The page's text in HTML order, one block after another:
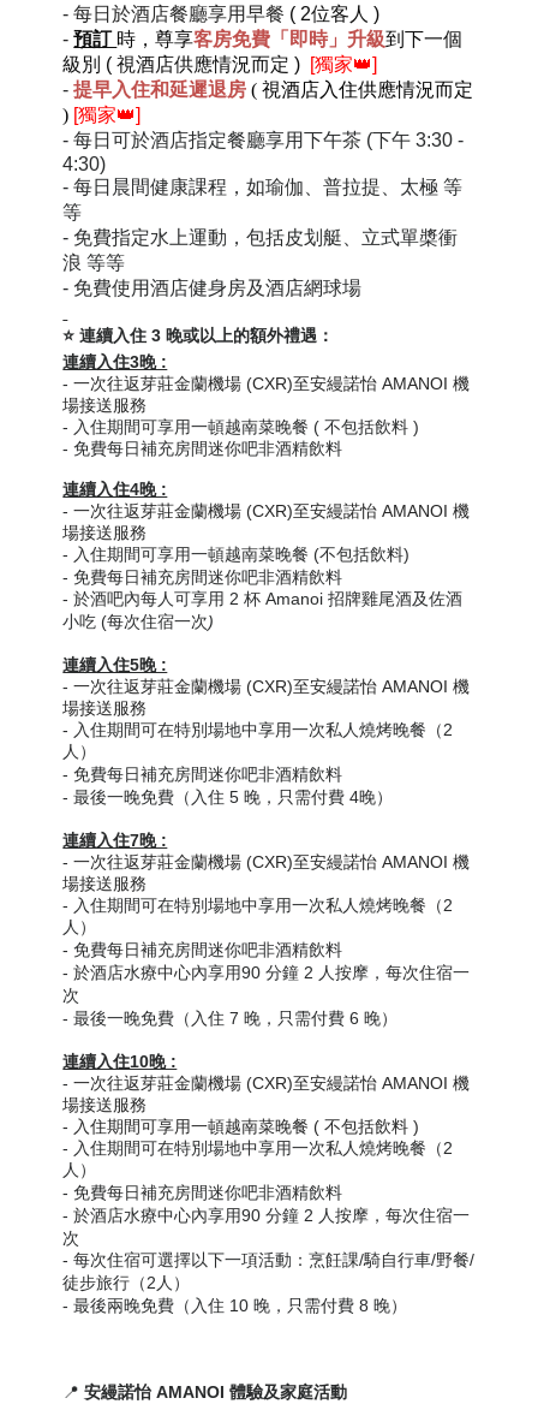
-每日於酒店餐廳享用早餐 ( 2位客人 )
- 預訂 時，尊享客房免費 「即時」升級到下一個
級別 (視酒店供應情況而定 ) [獨家👑]
-提早入住和延遲退房( 視酒店入住供應情況而定
) [獨家👑]
- 每日可於酒店指定餐廳享用下午茶 (下午 3:30 -
4:30)
-每日晨間健康課程，如瑜伽、普拉提、太極 等
等
- 免費指定水上運動，包括皮划艇、立式單槳衝
浪 等等
- 免費使用酒店健身房及酒店網球場
⭐ 連續入住 3 晚或以上的額外禮遇：
連續入住3晚 :
-一次往返芽莊金蘭機場 (CXR)至安縵諾怡 AMANOI 機
場接送服務
- 入住期間可享用一頓越南菜晚餐 ( 不包括飲料 )
-免費每日補充房間迷你吧非酒精飲料
連續入住4晚 :
-一次往返芽莊金蘭機場 (CXR)至安縵諾怡 AMANOI 機
場接送服務
- 入住期間可享用一頓越南菜晚餐 (不包括飲料)
- 免費每日補充房間迷你吧非酒精飲料
-於酒吧內每人可享用 2 杯 Amanoi 招牌雞尾酒及佐酒
小吃 (每次住宿一次)
連續入住5晚 :
-一次往返芽莊金蘭機場 (CXR)至安縵諾怡 AMANOI 機
場接送服務
- 入住期間可在特別場地中享用一次私人燒烤晚餐（2
人）
-免費每日補充房間迷你吧非酒精飲料
- 最後一晚免費（入住 5 晚，只需付費 4晚）
連續入住7晚 :
-一次往返芽莊金蘭機場 (CXR)至安縵諾怡 AMANOI 機
場接送服務
- 入住期間可在特別場地中享用一次私人燒烤晚餐（2
人）
-免費每日補充房間迷你吧非酒精飲料
- 於酒店水療中心內享用90 分鐘 2 人按摩，每次住宿一
次
- 最後一晚免費（入住 7 晚，只需付費 6 晚）
連續入住10晚 :
-一次往返芽莊金蘭機場 (CXR)至安縵諾怡 AMANOI 機
場接送服務
- 入住期間可享用一頓越南菜晚餐 ( 不包括飲料 )
- 入住期間可在特別場地中享用一次私人燒烤晚餐（2
人）
-免費每日補充房間迷你吧非酒精飲料
- 於酒店水療中心內享用90 分鐘 2 人按摩，每次住宿一
次
- 每次住宿可選擇以下一項活動：烹飪課/騎自行車/野餐/
徒步旅行 （2人）
- 最後兩晚免費（入住 10 晚，只需付費 8 晚）
📍安縵諾怡 AMANOI 體驗及家庭活動